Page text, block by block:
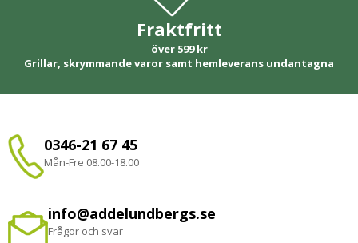
Fraktfritt
över 599 kr
Grillar, skrymmande varor samt hemleverans undantagna
0346-21 67 45
Mån-Fre 08.00-18.00
info@addelundbergs.se
Frågor och svar